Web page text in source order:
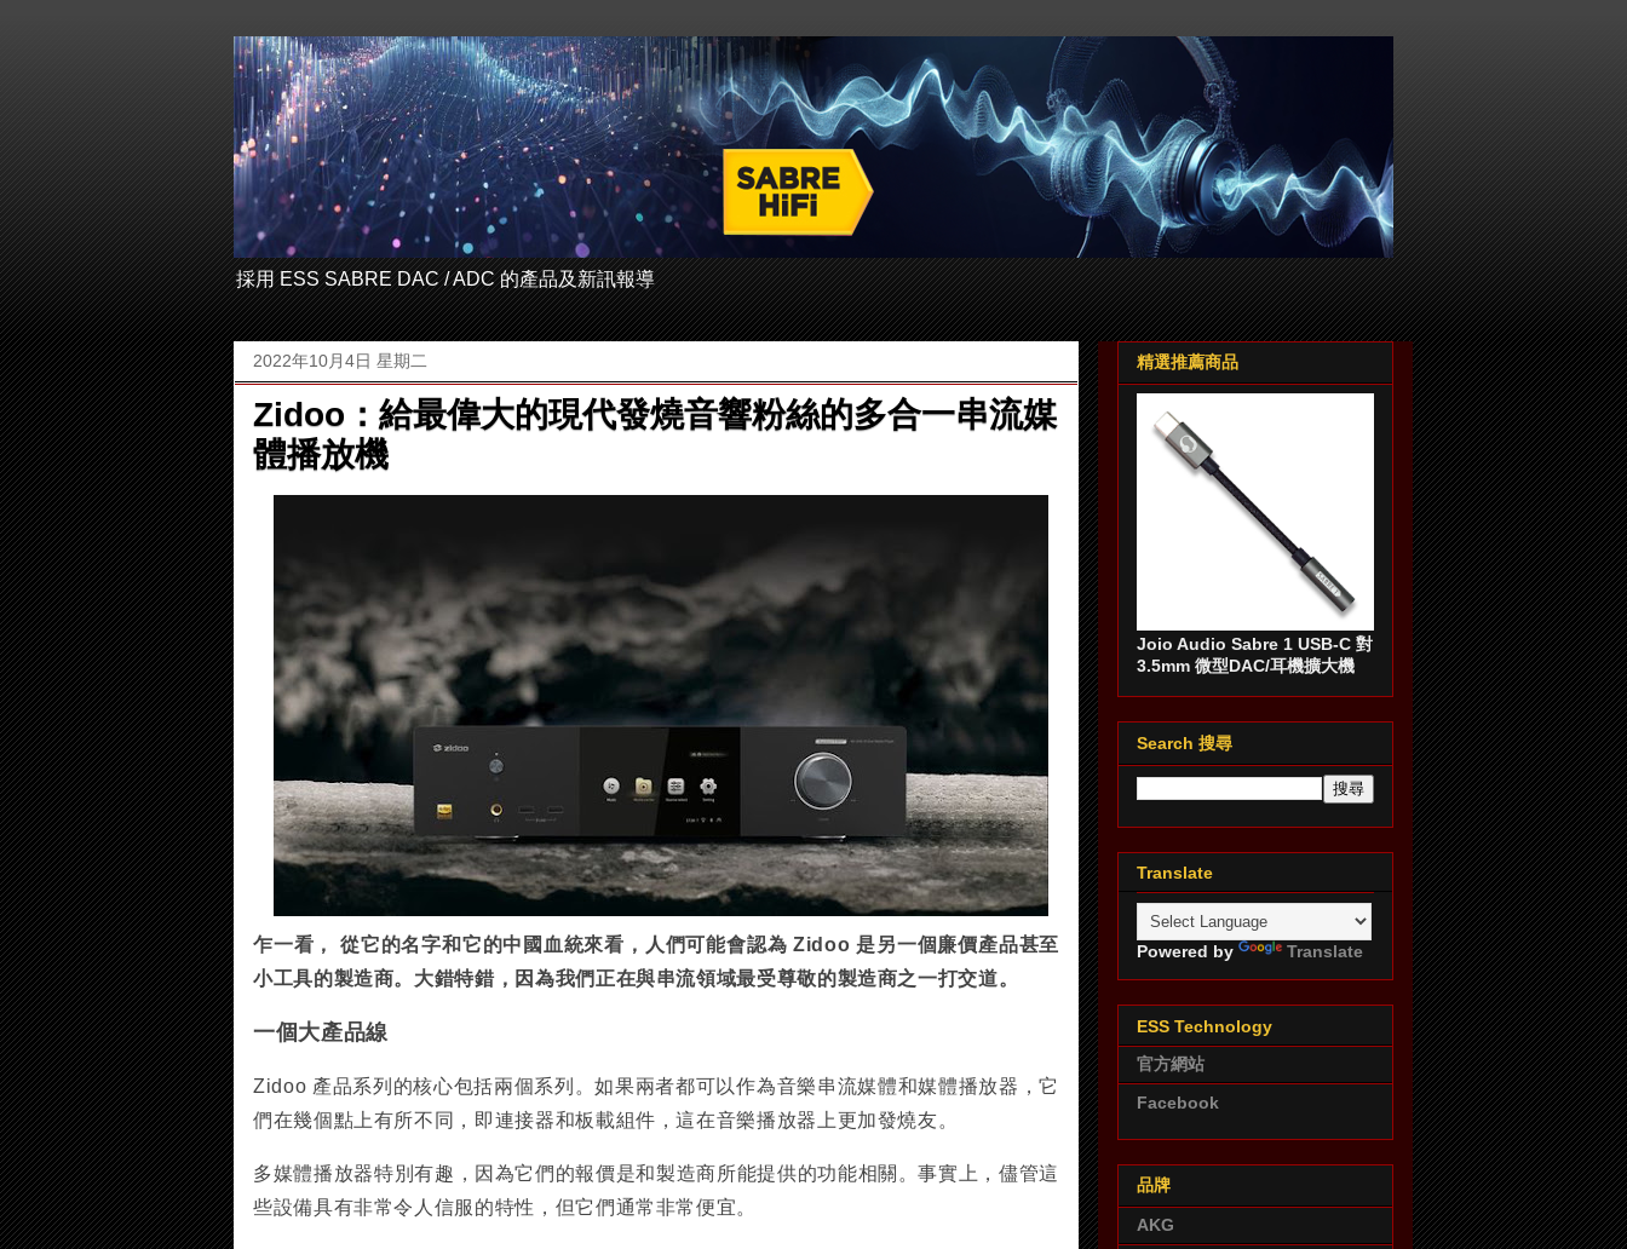
採用 ESS SABRE DAC / ADC 的產品及新訊報導
2022年10月4日 星期二
Zidoo：給最偉大的現代發燒音響粉絲的多合一串流媒
體播放機
乍一看， 從它的名字和它的中國血統來看，人們可能會認為 Zidoo 是另一個廉價產品甚至
小工具的製造商。大錯特錯，因為我們正在與串流領域最受尊敬的製造商之一打交道。
一個大產品線
Zidoo 產品系列的核心包括兩個系列。如果兩者都可以作為音樂串流媒體和媒體播放器，它
們在幾個點上有所不同，即連接器和板載組件，這在音樂播放器上更加發燒友。
多媒體播放器特別有趣，因為它們的報價是和製造商所能提供的功能相關。事實上，儘管這
些設備具有非常令人信服的特性，但它們通常非常便宜。
精選推薦商品
Joio Audio Sabre 1 USB-C 對
3.5mm 微型DAC/耳機擴大機
Search 搜尋
Translate
Powered by Translate
ESS Technology
官方網站
Facebook
品牌
AKG